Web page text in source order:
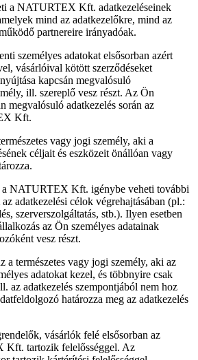
a NATURTEX Kft. adatkezeléseinek
mind az adatkezelőkre, mind az
partnereire irányadóak.
személyes adatokat elsősorban azért
vásárlóival kötött szerződéseket
kapcsán megvalósuló
ill. szereplő vesz részt. Az Ön
megvalósuló adatkezelés során az
Kft.
vagy jogi személy, aki a
céljait és eszközeit önállóan vagy
a NATURTEX Kft. igénybe veheti további
adatkezelési célok végrehajtásában (pl.:
szerverszolgáltatás, stb.). Ilyen esetben
az Ön személyes adatainak
vesz részt.
a természetes vagy jogi személy, aki az
adatokat kezel, és többnyire csak
az adatkezelés szempontjából nem hoz
határozza meg az adatkezelés
vásárlók felé elsősorban az
Kft. tartozik felelősséggel. Az